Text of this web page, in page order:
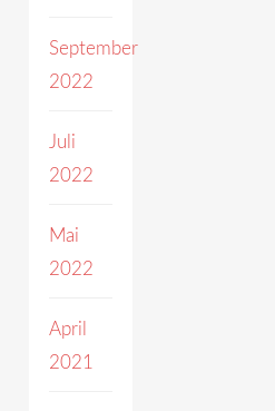
September
2022
Juli
2022
Mai
2022
April
2021